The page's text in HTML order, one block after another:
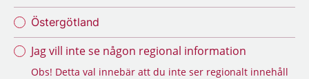
Östergötland
Jag vill inte se någon regional information
Obs! Detta val innebär att du inte ser regionalt innehåll